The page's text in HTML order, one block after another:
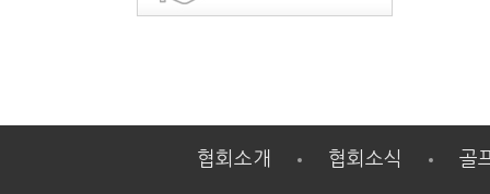
협회소개 협회소식 골